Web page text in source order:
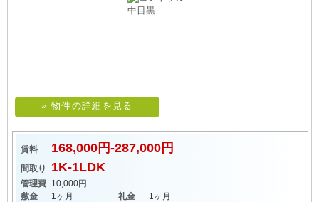
» 物件の詳細を見る
賃料 168,000円-287,000円
間取り 1K-1LDK
管理費 10,000円
敷金
1ヶ月 礼金 1ヶ月